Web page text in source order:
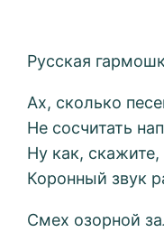
Русская
Ах, сколько
Не сосчитать
Ну как,
Коронный звук
Смех озорной